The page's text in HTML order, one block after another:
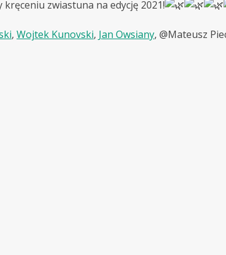
zwiastuna na edycję 2021!
, Wojtek Kunovski, Jan Owsiany, @Mateusz